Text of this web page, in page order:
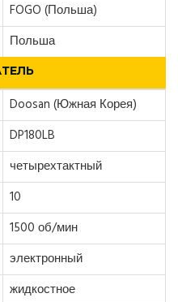
FOGO (Польша)
Польша
Doosan (Южная Корея)
DP180LB
четырехтактный
10
1500 об/мин
электронный
жидкостное